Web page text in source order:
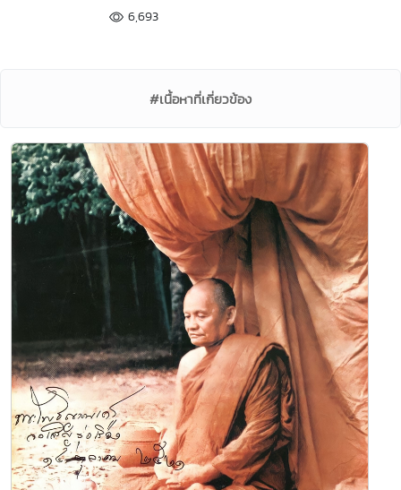
6,693
#เนื้อหาที่เกี่ยวข้อง